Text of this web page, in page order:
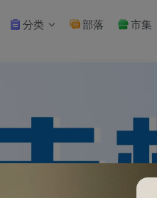
分类 部落 市集